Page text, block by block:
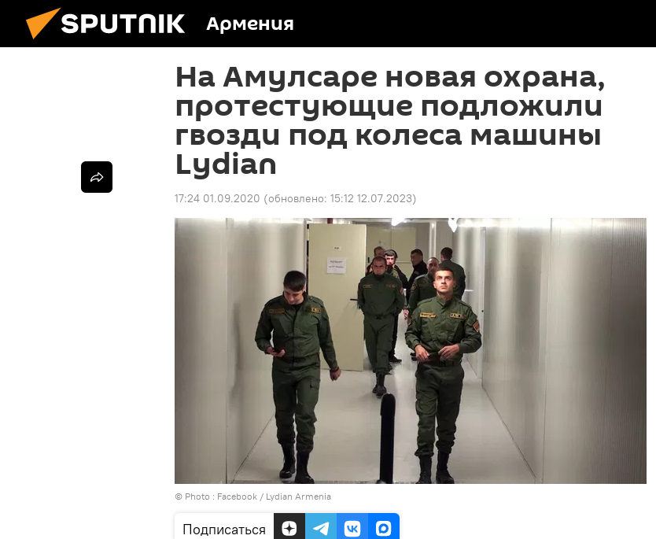
Армения
На Амулсаре новая охрана,
протестующие подложили
гвозди под колеса машины
Lydian
17:24 01.09.2020 (обновлено: 15:12 12.07.2023)
© Photo : Facebook / Lydian Armenia
Подписаться